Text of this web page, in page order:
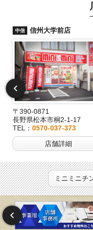
中信 信州大学前店
〒390-0871
長野県松本市桐2-1-17
TEL：0570-037-373
店舗詳細
ミニミニチ